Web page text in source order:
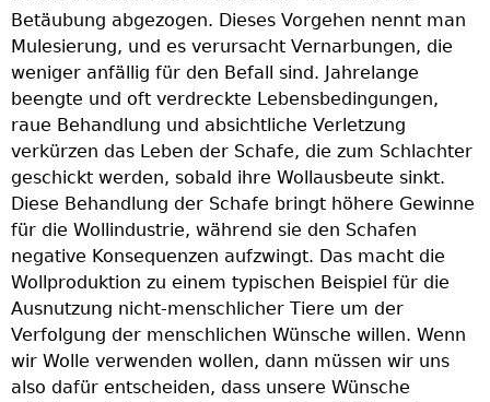
Betäubung abgezogen. Dieses Vorgehen nennt man
Mulesierung, und es verursacht Vernarbungen, die
weniger anfällig für den Befall sind. Jahrelange
beengte und oft verdreckte Lebensbedingungen,
raue Behandlung und absichtliche Verletzung
verkürzen das Leben der Schafe, die zum Schlachter
geschickt werden, sobald ihre Wollausbeute sinkt.
Diese Behandlung der Schafe bringt höhere Gewinne
für die Wollindustrie, während sie den Schafen
negative Konsequenzen aufzwingt. Das macht die
Wollproduktion zu einem typischen Beispiel für die
Ausnutzung nicht-menschlicher Tiere um der
Verfolgung der menschlichen Wünsche willen. Wenn
wir Wolle verwenden wollen, dann müssen wir uns
also dafür entscheiden, dass unsere Wünsche